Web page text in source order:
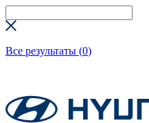
Все результаты (0)